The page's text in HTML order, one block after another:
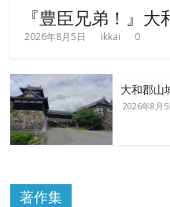
『豊臣兄弟！』
2026年8月5日 ikkai 0
大和郡山
2026年8月5
著作集